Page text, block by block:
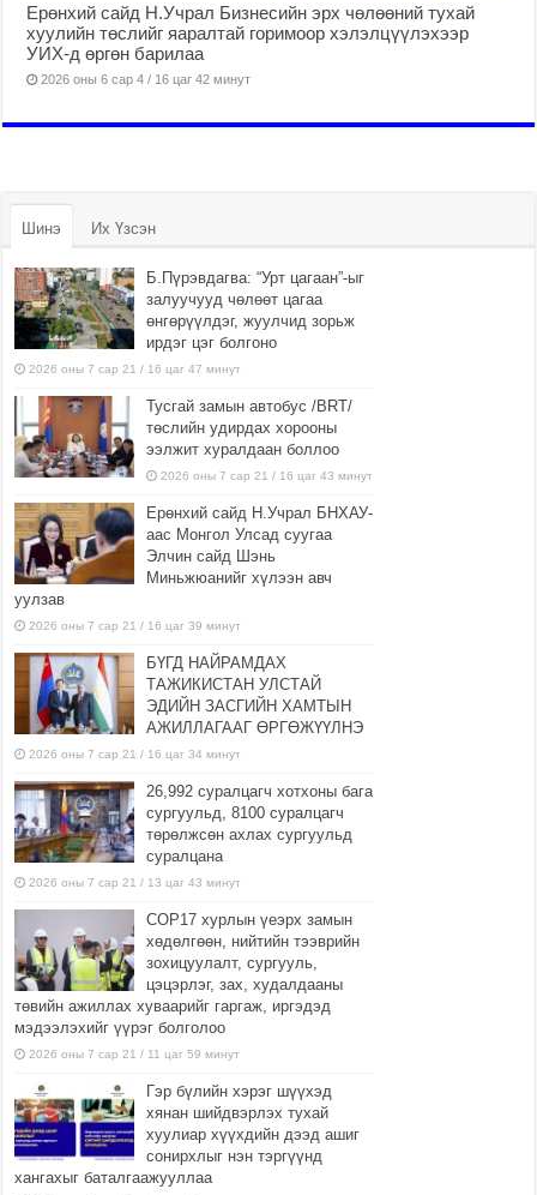
Ерөнхий сайд Н.Учрал Бизнесийн эрх чөлөөний тухай
хуулийн төслийг яаралтай горимоор хэлэлцүүлэхээр
УИХ-д өргөн барилаа
2026 оны 6 сар 4 / 16 цаг 42 минут
Шинэ Их Үзсэн
Б.Пүрэвдагва: “Урт цагаан”-ыг
залуучууд чөлөөт цагаа
өнгөрүүлдэг, жуулчид зорьж
ирдэг цэг болгоно
2026 оны 7 сар 21 / 16 цаг 47 минут
Тусгай замын автобус /BRT/
төслийн удирдах хорооны
ээлжит хуралдаан боллоо
2026 оны 7 сар 21 / 16 цаг 43 минут
Ерөнхий сайд Н.Учрал БНХАУ-
аас Монгол Улсад суугаа
Элчин сайд Шэнь
Миньжюанийг хүлээн авч
уулзав
2026 оны 7 сар 21 / 16 цаг 39 минут
БҮГД НАЙРАМДАХ
ТАЖИКИСТАН УЛСТАЙ
ЭДИЙН ЗАСГИЙН ХАМТЫН
АЖИЛЛАГААГ ӨРГӨЖҮҮЛНЭ
2026 оны 7 сар 21 / 16 цаг 34 минут
26,992 суралцагч хотхоны бага
сургуульд, 8100 суралцагч
төрөлжсөн ахлах сургуульд
суралцана
2026 оны 7 сар 21 / 13 цаг 43 минут
COP17 хурлын үеэрх замын
хөдөлгөөн, нийтийн тээврийн
зохицуулалт, сургууль,
цэцэрлэг, зах, худалдааны
төвийн ажиллах хуваарийг гаргаж, иргэдэд
мэдээлэхийг үүрэг болголоо
2026 оны 7 сар 21 / 11 цаг 59 минут
Гэр бүлийн хэрэг шүүхэд
хянан шийдвэрлэх тухай
хуулиар хүүхдийн дээд ашиг
сонирхлыг нэн тэргүүнд
хангахыг баталгаажууллаа